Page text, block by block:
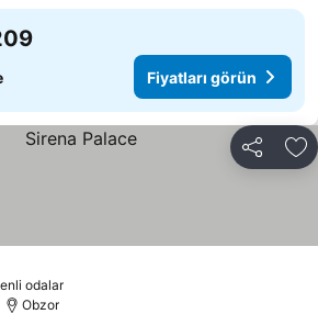
Fiyatları görün
Paylaş
odalarFiyatları görün
Obzor